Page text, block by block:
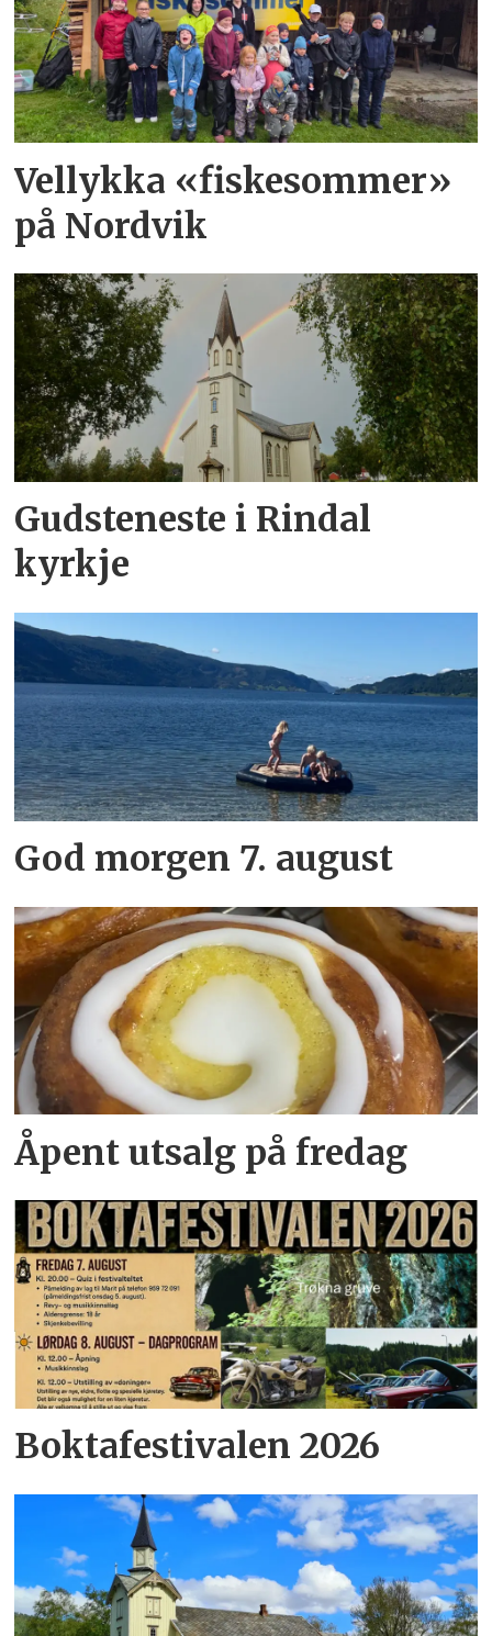
Vellykka «fiskesommer»
på Nordvik
Gudsteneste i Rindal
kyrkje
God morgen 7. august
Åpent utsalg på fredag
Boktafestivalen 2026